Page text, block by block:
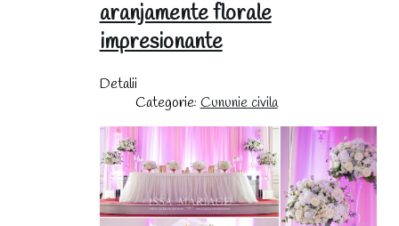
aranjamente florale
impresionante
Detalii
Categorie: Cununie civila